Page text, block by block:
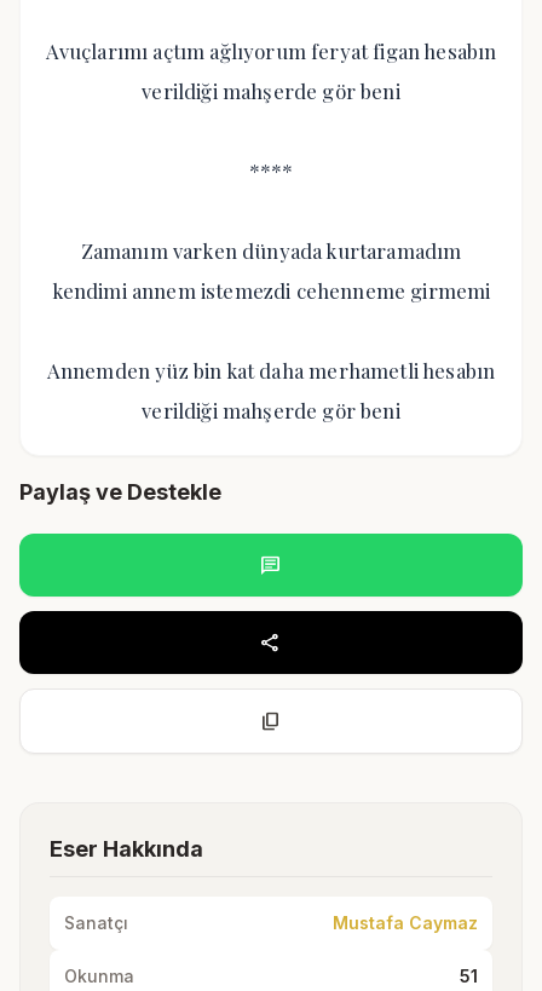
Avuçlarımı açtım ağlıyorum feryat figan hesabın
verildiği mahşerde gör beni
****
Zamanım varken dünyada kurtaramadım
kendimi annem istemezdi cehenneme girmemi
Annemden yüz bin kat daha merhametli hesabın
verildiği mahşerde gör beni
Paylaş ve Destekle
chat
share
content_copy
Eser Hakkında
Sanatçı Mustafa Caymaz
Okunma 51